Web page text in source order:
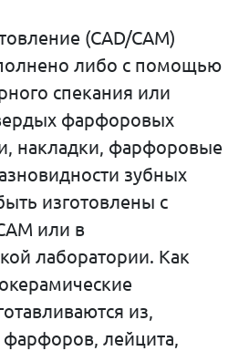
(CAD/CAM)
либо с помощью
спекания или
фарфоровых
накладки, фарфоровые
зубных
изготовлены с
или в
лаборатории. Как
из,
лейцита,